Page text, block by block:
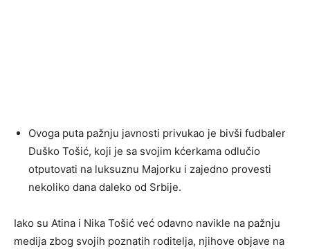
Ovoga puta pažnju javnosti privukao je bivši fudbaler
Duško Tošić, koji je sa svojim kćerkama odlučio
otputovati na luksuznu Majorku i zajedno provesti
nekoliko dana daleko od Srbije.
Iako su Atina i Nika Tošić već odavno navikle na pažnju
medija zbog svojih poznatih roditelja, njihove objave na